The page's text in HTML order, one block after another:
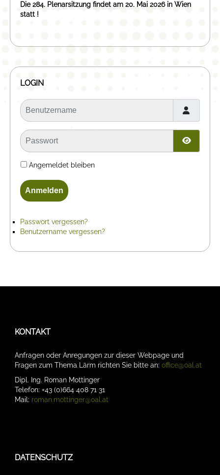
Die 284. Plenarsitzung findet am 20. Mai 2026 in Wien
statt !
LOGIN
Benutzername
Passwort
Angemeldet bleiben
Anmelden
Passwort vergessen?
Benutzername vergessen?
KONTAKT
Anfragen oder Anregungen zur dieser Webpage und
Fragen zum Thema Lärm richten Sie bitte an: office@oal.at
Dipl. Ing. Roman Mottinger
Telefon: +43 (0)664 408 71 31
Mail: roman.mottinger@oal.at
DATENSCHUTZ